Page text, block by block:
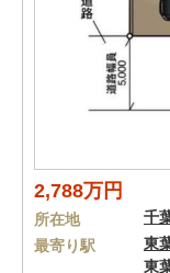
2,788万円
所在地 千
最寄り駅
東
東